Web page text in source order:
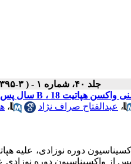
جلد ۴۰، شماره ۱ - ( ۳-۱۳۹۵ )
، عبدالفتاح صراف نژاد ،